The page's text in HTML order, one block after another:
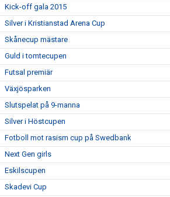
Kick-off gala 2015
Silver i Kristianstad Arena Cup
Skånecup mästare
Guld i tomtecupen
Futsal premiär
Växjösparken
Slutspelat på 9-manna
Silver i Höstcupen
Fotboll mot rasism cup på Swedbank
Next Gen girls
Eskilscupen
Skadevi Cup